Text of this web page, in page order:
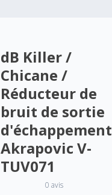
dB Killer /
Chicane /
Réducteur de
bruit de sortie
d'échappement
Akrapovic V-
TUV071
0 avis